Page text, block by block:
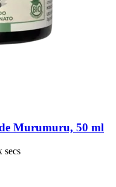
Murumuru, 50 ml
secs